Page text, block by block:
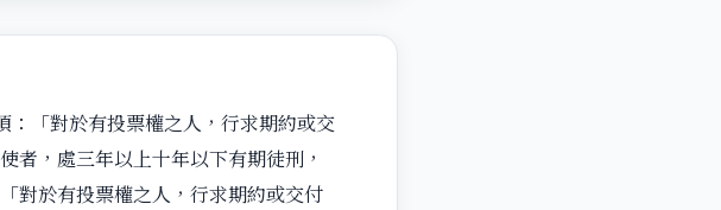
「對於有投票權之人，行求期約或交
者，處三年以上十年以下有期徒刑，
對於有投票權之人，行求期約或交付